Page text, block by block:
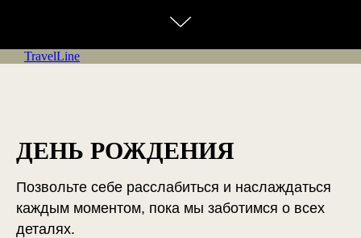
TravelLine
ДЕНЬ РОЖДЕНИЯ
Позвольте себе расслабиться и наслаждаться
каждым моментом, пока мы заботимся о всех
деталях.